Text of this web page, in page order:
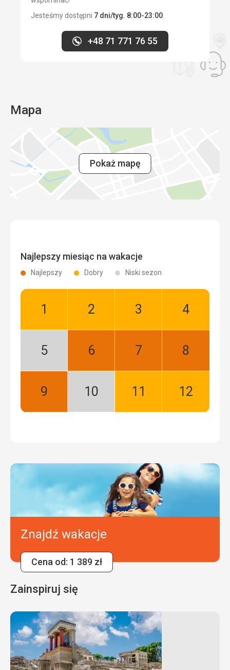
Jesteśmy dostępni 7 dni/tyg. 8:00-23:00.
+48 71 771 76 55
Mapa
Pokaż mapę
Najlepszy miesiąc na wakacje
Najlepszy Dobry Niski sezon
Styczeń:
Luty:
Marzec:
Kwiecień:
Maj:
Czerwiec:
Lipiec:
Sierpień:
Wrzesień:
Październik:
Listopad:
Grudzień:
Znajdź wakacje
Cena od: 1 389 zł
Zainspiruj się